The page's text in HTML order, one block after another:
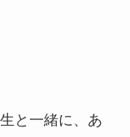
と一緒に、あ